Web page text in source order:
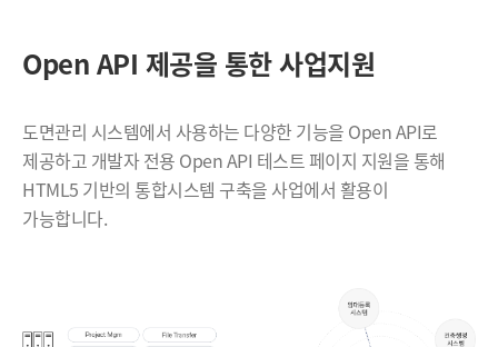
Open API 제공을 통한 사업지원
도면관리 시스템에서 사용하는 다양한 기능을 Open API로
제공하고 개발자 전용 Open API 테스트 페이지 지원을 통해
HTML5 기반의 통합시스템 구축을 사업에서 활용이
가능합니다.